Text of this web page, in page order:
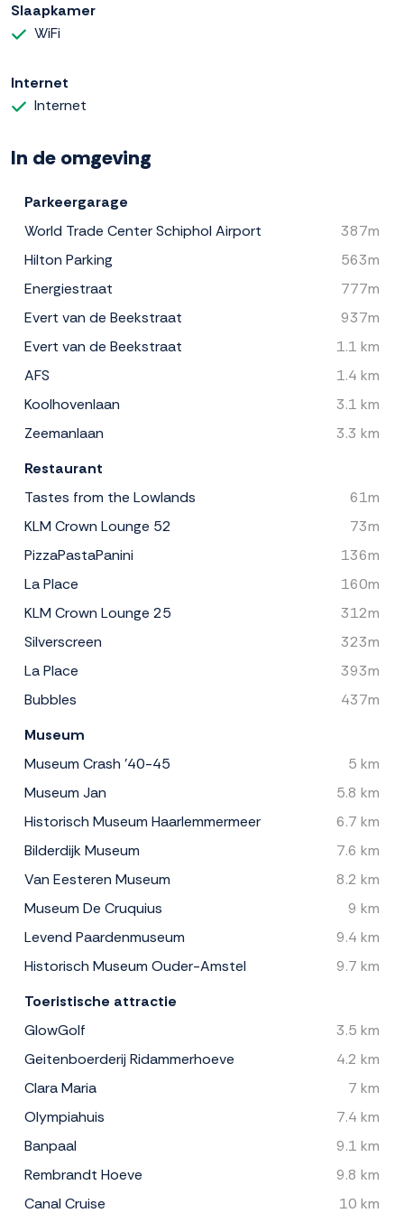
Slaapkamer
WiFi
Internet
Internet
In de omgeving
Parkeergarage
World Trade Center Schiphol Airport
387m
Hilton Parking
563m
Energiestraat
777m
Evert van de Beekstraat
937m
Evert van de Beekstraat
1.1 km
AFS
1.4 km
Koolhovenlaan
3.1 km
Zeemanlaan
3.3 km
Restaurant
Tastes from the Lowlands
61m
KLM Crown Lounge 52
73m
PizzaPastaPanini
136m
La Place
160m
KLM Crown Lounge 25
312m
Silverscreen
323m
La Place
393m
Bubbles
437m
Museum
Museum Crash '40-45
5 km
Museum Jan
5.8 km
Historisch Museum Haarlemmermeer
6.7 km
Bilderdijk Museum
7.6 km
Van Eesteren Museum
8.2 km
Museum De Cruquius
9 km
Levend Paardenmuseum
9.4 km
Historisch Museum Ouder-Amstel
9.7 km
Toeristische attractie
GlowGolf
3.5 km
Geitenboerderij Ridammerhoeve
4.2 km
Clara Maria
7 km
Olympiahuis
7.4 km
Banpaal
9.1 km
Rembrandt Hoeve
9.8 km
Canal Cruise
10 km